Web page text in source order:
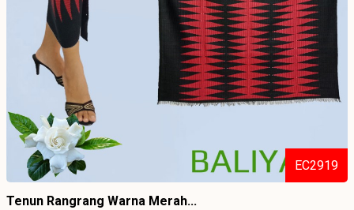
EC2919
Tenun Rangrang Warna Merah...